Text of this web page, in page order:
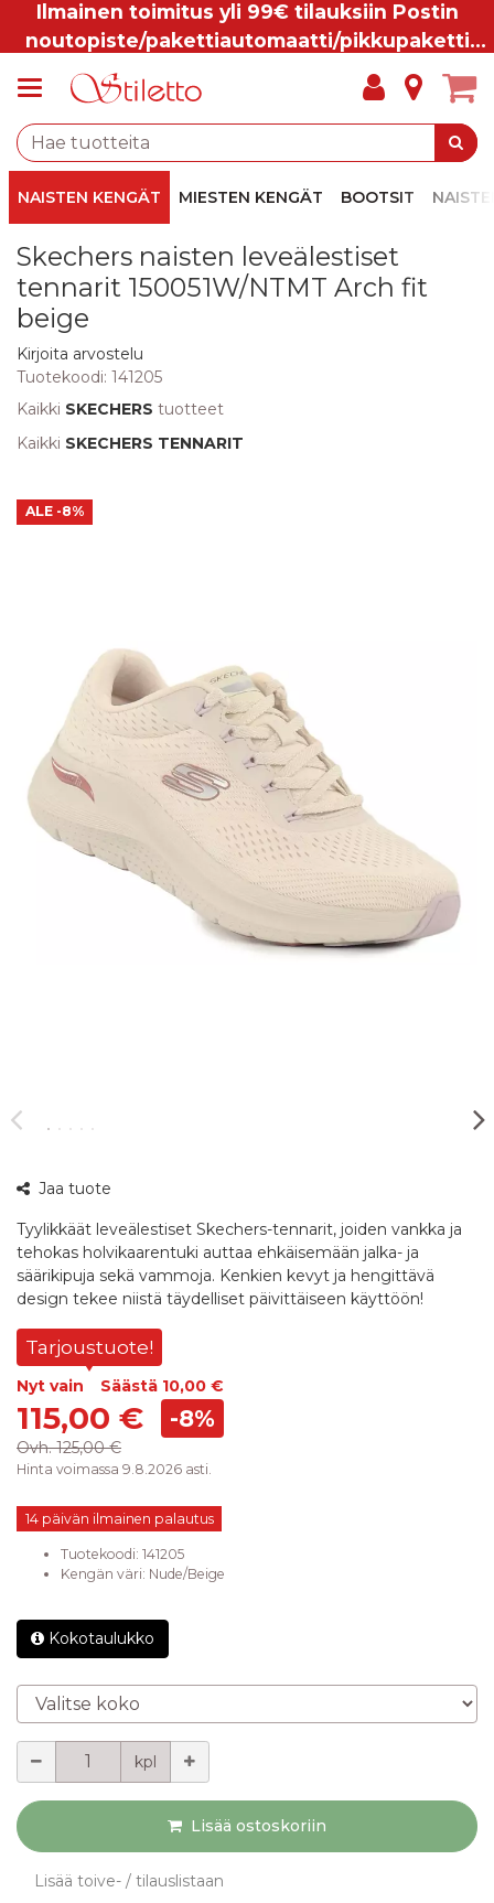
Ilmainen toimitus yli 99€ tilauksiin Postin
noutopiste/pakettiautomaatti/pikkupaketti
NAISTEN KENGÄT MIESTEN KENGÄT BOOTSIT
Skechers naisten leveälestiset
tennarit 150051W/NTMT Arch fit
beige
Kirjoita arvostelu
Tuotekoodi: 141205
Kaikki SKECHERS tuotteet
Kaikki SKECHERS TENNARIT
kuva
ALE -8%
Jaa tuote
Tyylikkäät leveälestiset Skechers-tennarit, joiden vankka ja
tehokas holvikaarentuki auttaa ehkäisemään jalka- ja
säärikipuja sekä vammoja. Kenkien kevyt ja hengittävä
design tekee niistä täydelliset päivittäiseen käyttöön!
Tarjoustuote!
Nyt vain Säästä 10,00 €
115,00 €
Ovh. 125,00 €
-8%
Hinta voimassa 9.8.2026 asti.
14 päivän ilmainen palautus
Tuotekoodi: 141205
Kengän väri: Nude/Beige
Kokotaulukko
Valitse koko
kpl
Lisää ostoskoriin
Lisää toive- / tilauslistaan